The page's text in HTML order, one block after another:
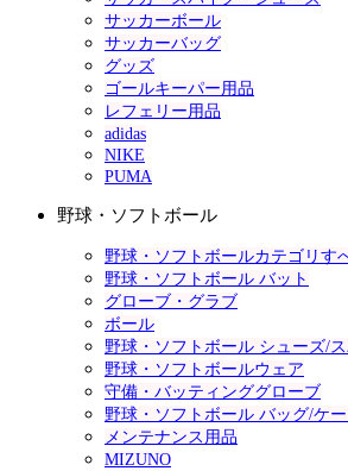
サッカーボール
サッカーバッグ
グッズ
ゴールキーパー用品
レフェリー用品
adidas
NIKE
PUMA
野球・ソフトボール
野球・ソフトボールカテゴリす
野球・ソフトボール バット
グローブ・グラブ
ボール
野球・ソフトボール シューズ/
野球・ソフトボールウェア
守備・バッティンググローブ
野球・ソフトボール バッグ/ケー
メンテナンス用品
MIZUNO